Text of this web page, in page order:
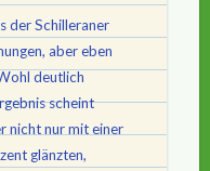
der Schilleraner
aber eben
deutlich
scheint
nicht nur mit einer
glänzten,